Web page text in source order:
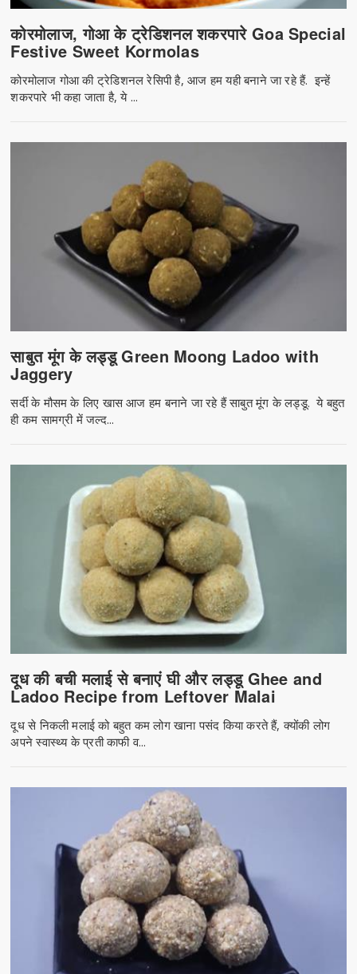
कोरमोलाज, गोआ के ट्रेडिशनल शकरपारे Goa Special
Festive Sweet Kormolas
कोरमोलाज गोआ की ट्रेडिशनल रेसिपी है, आज हम यही बनाने जा रहे हैं. इन्हें
शकरपारे भी कहा जाता है, ये ...
साबुत मूंग के लड्डू Green Moong Ladoo with
Jaggery
सर्दी के मौसम के लिए खास आज हम बनाने जा रहे हैं साबुत मूंग के लड्डू. ये बहुत
ही कम सामग्री में जल्द...
दूध की बची मलाई से बनाएं घी और लड्डू Ghee and
Ladoo Recipe from Leftover Malai
दूध से निकली मलाई को बहुत कम लोग खाना पसंद किया करते हैं, क्योंकी लोग
अपने स्वास्थ्य के प्रती काफी व...